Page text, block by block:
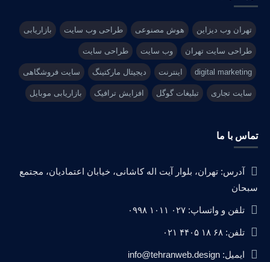
تهران وب دیزاین هوش مصنوعی طراحی وب سایت بازاریابی
طراحی سایت تهران وب سایت طراحی سایت
digital marketing اینترنت دیجیتال مارکتینگ سایت فروشگاهی
سایت تجاری تبلیغات گوگل افزایش ترافیک بازاریابی موبایل
تماس با ما
آدرس: تهران، بلوار آیت اله کاشانی، خیابان اعتمادیان، مجتمع
سبحان
تلفن و واتساپ: ۰۲۷ ۱۰۱۱ ۰۹۹۸
تلفن: ۶۸ ۱۸ ۴۴۰۵ ۰۲۱
ایمیل: info@tehranweb.design